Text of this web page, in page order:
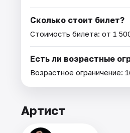
Сколько стоит билет?
Стоимость билета: от 1
Есть ли возрастные
Возрастное ограничение:
Артист